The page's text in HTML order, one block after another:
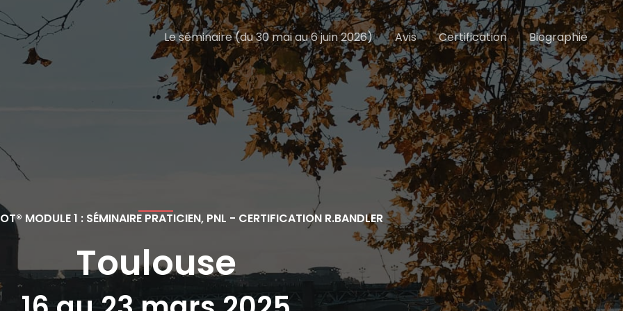
Le séminaire (du 30 mai au 6 juin 2026) Avis Certification Biographie
MODULE 1 : SÉMINAIRE PRATICIEN, PNL - CERTIFICATION R.BANDLER
Toulouse